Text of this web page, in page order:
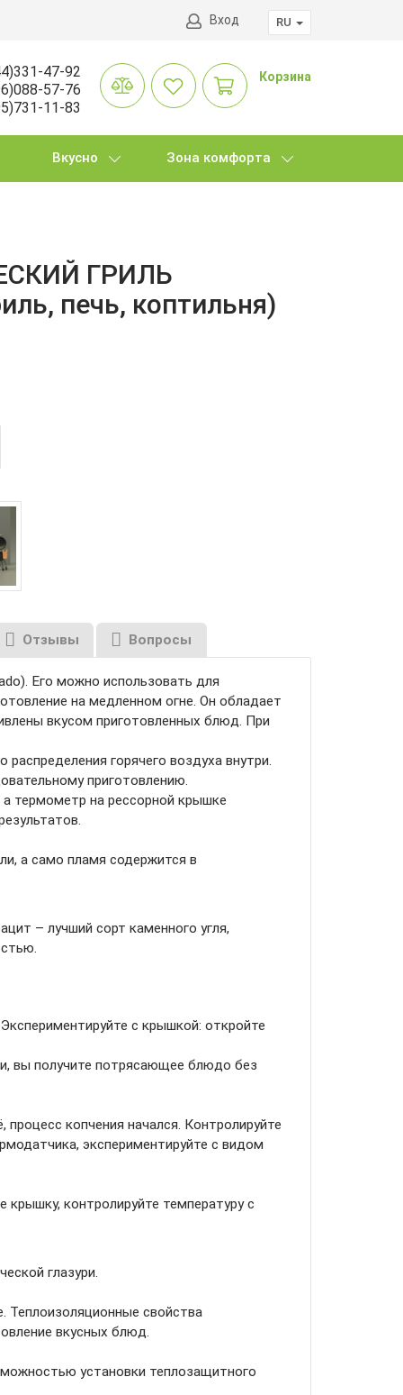
RU
Вход
Корзина
47-92
57-76
11-83
Вкусно Зона комфорта
ГРИЛЬ
печь, коптильня)
Отзывы Вопросы
Его можно использовать для
на медленном огне. Он обладает
вкусом приготовленных блюд. При
горячего воздуха внутри.
приготовлению.
а термометр на рессорной крышке
а само пламя содержится в
– лучший сорт каменного угля,
с крышкой: откройте
вы получите потрясающее блюдо без
копчения начался. Контролируйте
экспериментируйте с видом
контролируйте температуру с
глазури.
свойства
вкусных блюд.
установки теплозащитного